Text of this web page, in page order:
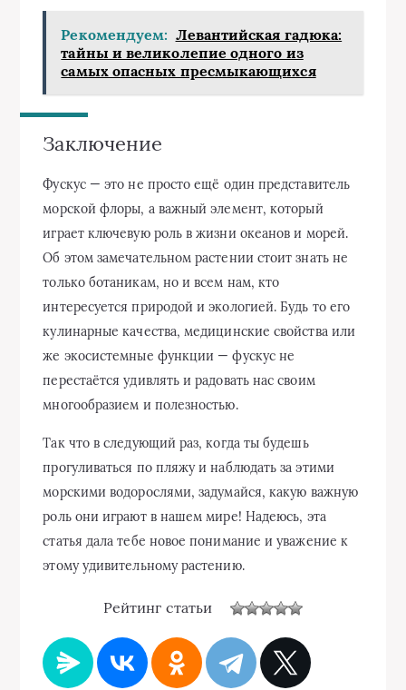
Рекомендуем: Левантийская гадюка:
тайны и великолепие одного из
самых опасных пресмыкающихся
Заключение
Фускус — это не просто ещё один представитель
морской флоры, а важный элемент, который
играет ключевую роль в жизни океанов и морей.
Об этом замечательном растении стоит знать не
только ботаникам, но и всем нам, кто
интересуется природой и экологией. Будь то его
кулинарные качества, медицинские свойства или
же экосистемные функции — фускус не
перестаётся удивлять и радовать нас своим
многообразием и полезностью.
Так что в следующий раз, когда ты будешь
прогуливаться по пляжу и наблюдать за этими
морскими водорослями, задумайся, какую важную
роль они играют в нашем мире! Надеюсь, эта
статья дала тебе новое понимание и уважение к
этому удивительному растению.
Рейтинг статьи